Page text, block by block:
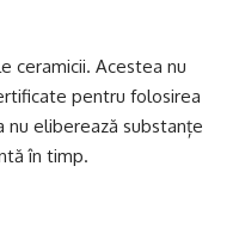
ceramicii. Acestea nu
pentru folosirea
nu eliberează substanțe
în timp.